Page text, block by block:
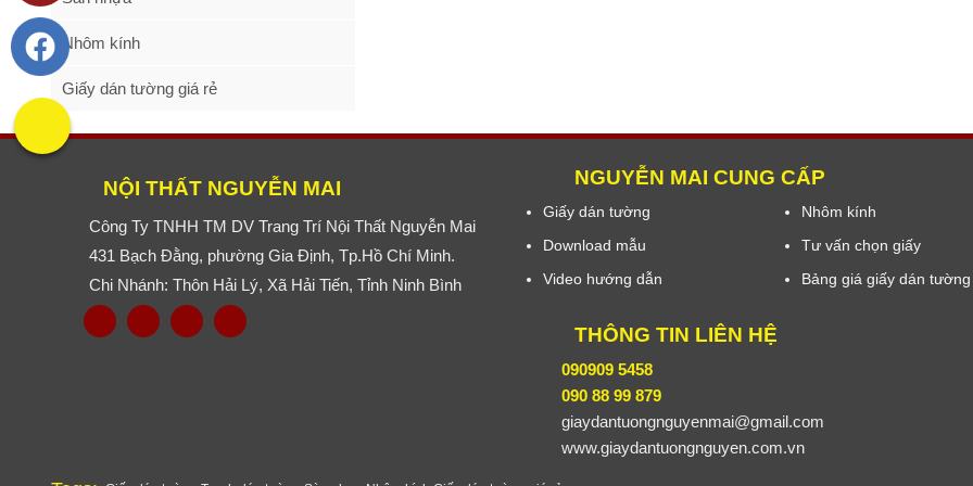
Nhôm kính
Giấy dán tường giá rẻ
NỘI THẤT NGUYỄN MAI
Công Ty TNHH TM DV Trang Trí Nội Thất Nguyễn Mai
431 Bạch Đằng, phường Gia Định, Tp.Hồ Chí Minh.
Chi Nhánh: Thôn Hải Lý, Xã Hải Tiến, Tỉnh Ninh Bình
NGUYỄN MAI CUNG CẤP
Giấy dán tường Nhôm kính
Download mẫu Tư vấn chọn giấy
Video hướng dẫn Bảng giá giấy dán tường
THÔNG TIN LIÊN HỆ
090909 5458
090 88 99 879
giaydantuongnguyenmai@gmail.com
www.giaydantuongnguyen.com.vn